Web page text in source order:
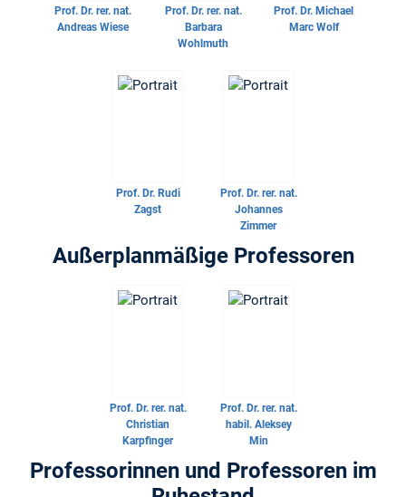
Prof. Dr. rer. nat.
Andreas Wiese
Prof. Dr. rer. nat.
Barbara
Wohlmuth
Prof. Dr. Michael
Marc Wolf
Prof. Dr.Rudi
Zagst
Prof. Dr. rer. nat.
Johannes
Zimmer
Außerplanmäßige Professoren
Prof. Dr. rer. nat.
Christian
Karpfinger
Prof. Dr. rer. nat.
habil.Aleksey
Min
Professorinnen und Professoren im